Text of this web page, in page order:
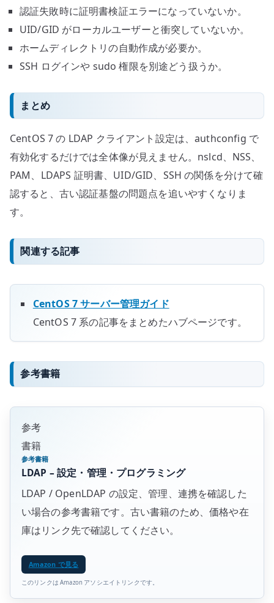
認証失敗時に証明書検証エラーになっていないか。
UID/GID がローカルユーザーと衝突していないか。
ホームディレクトリの自動作成が必要か。
SSH ログインや sudo 権限を別途どう扱うか。
まとめ
CentOS 7 の LDAP クライアント設定は、authconfig で
有効化するだけでは全体像が見えません。nslcd、NSS、
PAM、LDAPS 証明書、UID/GID、SSH の関係を分けて確
認すると、古い認証基盤の問題点を追いやすくなりま
す。
関連する記事
CentOS 7 サーバー管理ガイド
CentOS 7 系の記事をまとめたハブページです。
参考書籍
参考
書籍
参考書籍
LDAP – 設定・管理・プログラミング
LDAP / OpenLDAP の設定、管理、連携を確認した
い場合の参考書籍です。古い書籍のため、価格や在
庫はリンク先で確認してください。
Amazon で見る
このリンクは Amazon アソシエイトリンクです。